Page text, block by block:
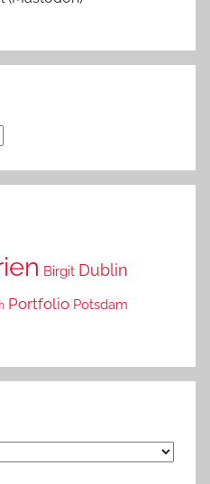
Birgit Dublin
Portfolio Potsdam